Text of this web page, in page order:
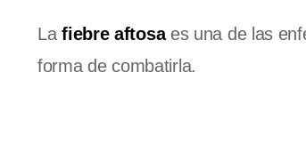
Lafiebre aftosaes una de las
forma de combatirla.